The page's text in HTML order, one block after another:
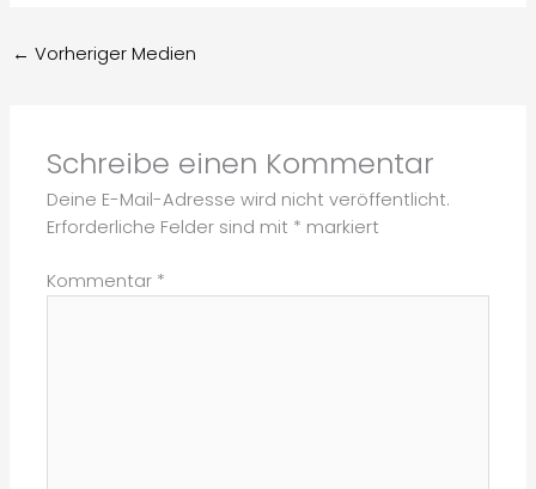
← Vorheriger Medien
Schreibe einen Kommentar
Deine E-Mail-Adresse wird nicht veröffentlicht.
Erforderliche Felder sind mit * markiert
Kommentar *